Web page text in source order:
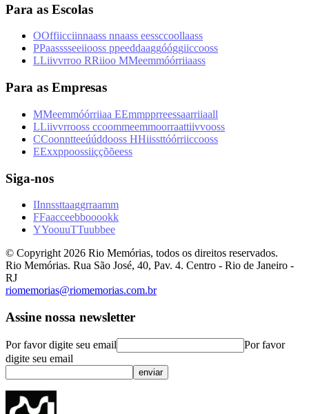
Para as Escolas
OOffiicciinnaass nnaass eessccoollaass
PPaasssseeiiooss ppeeddaaggóóggiiccooss
LLiivvrroo RRiioo MMeemmóórriiaass
Para as Empresas
MMeemmóórriiaa EEmmpprreessaarriiaall
LLiivvrrooss ccoommeemmoorraattiivvooss
CCoonntteeúúddooss HHiissttóórriiccooss
EExxppoossiiççõõeess
Siga-nos
IInnssttaaggrraamm
FFaacceebbooookk
YYoouuTTuubbee
© Copyright 2026 Rio Memórias, todos os direitos reservados.
Rio Memórias. Rua São José, 40, Pav. 4. Centro - Rio de Janeiro -
RJ
riomemorias@riomemorias.com.br
Assine nossa newsletter
Por favor digite seu email
Por favor
digite seu email
enviar